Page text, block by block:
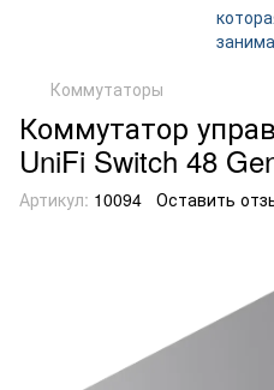
Коммутаторы
Коммутатор
UniFi Switch 48
Артикул: 10094 Оставить